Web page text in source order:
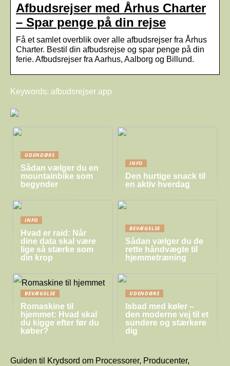
Afbudsrejser med Århus Charter
– Spar penge på din rejse
Få et samlet overblik over alle afbudsrejser fra Århus
Charter. Bestil din afbudsrejse og spar penge på din
ferie. Afbudsrejser fra Aarhus, Aalborg og Billund.
Keywords: afbudsrejser app
UDENDØRS
Sådan vælger du en
mountainbike som
begynder
INFO
Den hurtige snack til
en aktiv hverdag
INFO
Hvad er raid: Når
dine data skal være
lige så stærke som
din krop
BEVÆGELSE
Sådan vælger du de
rette håndvægte til
hjemmetræning
BEVÆGELSE
Romaskine til
hjemmet: Hvad skal
du kigge efter før du
køber?
UDENDØRS
Isbad med køler –
den moderne vej til et
sundere og stærkere
dig
Guiden til Krydsord om Processorer, Producenter,